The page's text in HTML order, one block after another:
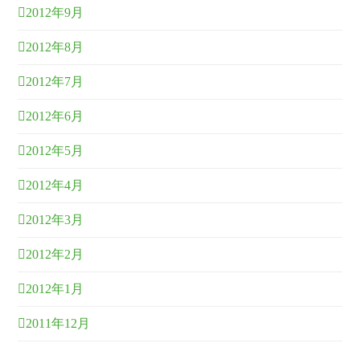
2012年9月
2012年8月
2012年7月
2012年6月
2012年5月
2012年4月
2012年3月
2012年2月
2012年1月
2011年12月